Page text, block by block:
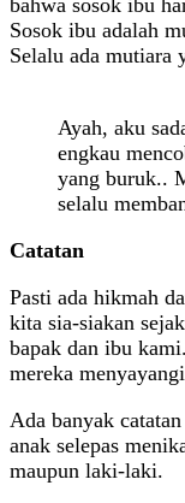
Sosok ibu adalah
Selalu ada mutiara
Ayah, aku
engkau
yang buruk..
selalu
Catatan
Pasti ada hikmah
kita sia-siakan
bapak dan ibu
mereka
Ada banyak
anak selepas
maupun laki-laki.